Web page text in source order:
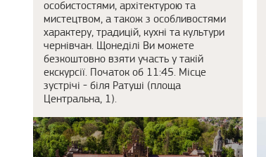
особистостями, архітектурою та
мистецтвом, а також з особливостями
характеру, традицій, кухні та культури
чернівчан. Щонеділі Ви можете
безкоштовно взяти участь у такій
екскурсії. Початок об 11:45. Місце
зустрічі - біля Ратуші (площа
Центральна, 1).